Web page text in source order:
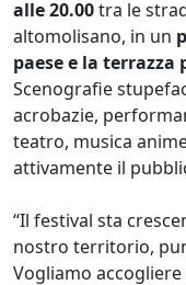
alle 20.00tra le
altomolisano, in un
paese e la
Scenografie
acrobazie,
teatro, musica
attivamente il
“Il festival sta
nostro territorio,
Vogliamo